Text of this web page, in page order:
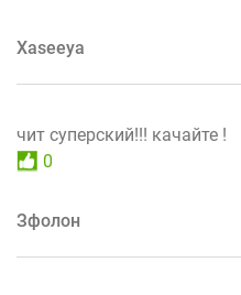
Xaseeya
чит суперский!!! качайте !
0
Зфолон